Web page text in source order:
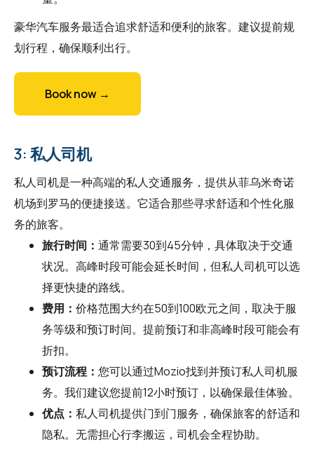
豪华汽车服务最适合追求舒适和便利的旅客。建议提前规
划行程，确保顺利出行。
Book now →
3: 私人司机
私人司机是一种高端的私人交通服务，提供从菲乌米奇诺
机场到罗马的便捷接送。它适合那些寻求舒适和个性化服
务的旅客。
旅行时间： 通常需要30到45分钟，具体取决于交通
状况。高峰时段可能会延长时间，但私人司机可以选
择更快捷的路线。
费用： 价格范围大约在50到100欧元之间，取决于服
务等级和预订时间。提前预订和非高峰时段可能会有
折扣。
预订流程： 您可以通过Mozio找到并预订私人司机服
务。我们建议您提前12小时预订，以确保最佳体验。
优点： 私人司机提供门到门服务，确保旅客的舒适和
隐私。无需担心行李搬运，司机会全程协助。